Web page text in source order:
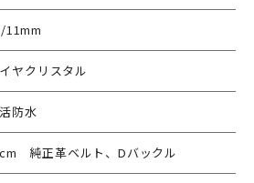
11mm
ヤクリスタル
防水
純正革ベルト、Dバックル